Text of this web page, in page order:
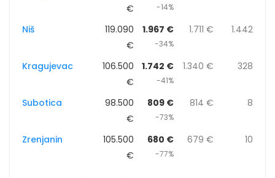
€
-14%
Niš
119.090
€
1.967 €
-34%
1.711 € 1.442
Kragujevac
106.500
€
1.742 €
-41%
1.340 € 328
Subotica
98.500
€
809 €
-73%
814 € 8
Zrenjanin
105.500
€
680 €
-77%
679 € 10